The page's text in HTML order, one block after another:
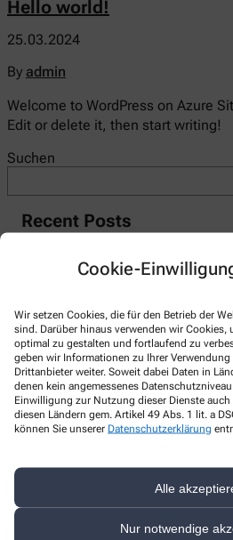
Cookie-
Wir setzen Cookies, die für den Betrieb der
sind. Darüber hinaus verwenden wir Cookies,
optimal zu gestalten und fortlaufend zu
geben wir Informationen zu Ihrer Verwendung
Drittanbieter weiter. Soweit dabei Daten in
denen kein angemessenes
Einwilligung zur Nutzung dieser Dienste auch
diesen Ländern gem. Artikel 49 Abs. 1 lit. a
können Sie unserer Datenschutzerklärung
Alle
Nur notwendige
Hello world!
25.03.2024
By admin
Welcome to WordPress on Azure
Edit or delete it, then start writing!
Suchen
Recent Posts
A WordPress Commenterzu
Kontakt
01809
Heidenau
+49-3529 515786